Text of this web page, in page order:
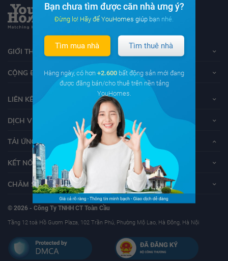
GIỚI THIỆU VỀ YOUHOMES
CỘNG ĐỒNG YOUHOMERS
LIÊN KẾT
DỊCH VỤ KHÁCH HÀNG
TẢI ỨNG DỤNG YOUHOMES
KẾT NỐI VỚI YOUHOMES
CHĂM SÓC KHÁCH HÀNG
© 2026 - Công Ty TNHH CT Toàn Cầu
Tầng 12 toà Hồ Gươm Plaza, 102 Trần Phú, Phường Mộ Lao, Hà Đông, Hà Nội
Bạn chưa tìm được căn nhà ưng ý?
Đừng lo! Hãy để YouHomes giúp bạn nhé.
Tìm mua nhà Tìm thuê nhà
Hàng ngày, có hơn +2.600 bất động sản mới đang
được đăng bán/cho thuê trên nền tảng
YouHomes.